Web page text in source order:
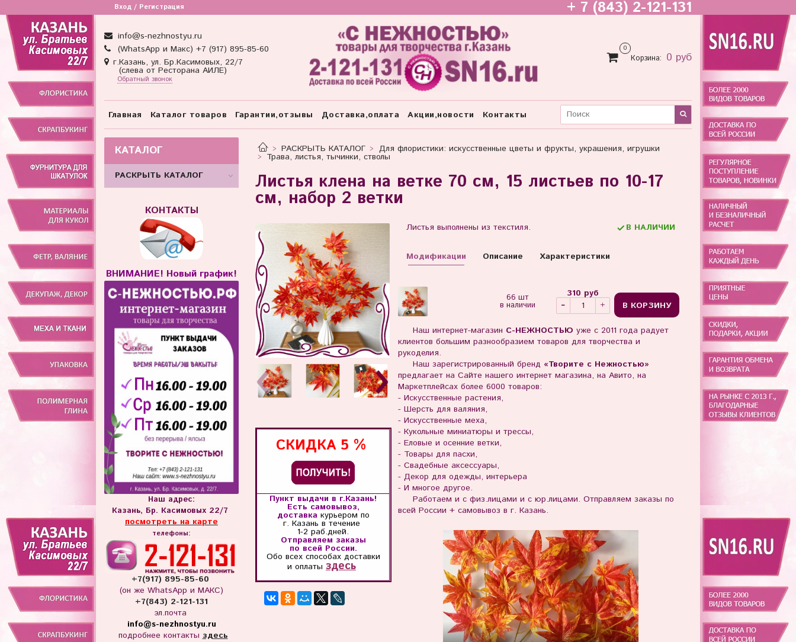
Вход / Регистрация + 7 (843) 2-121-131
info@s-nezhnostyu.ru
(WhatsApp и Макс) +7 (917) 895-85-60
г.Казань, ул. Бр.Касимовых, 22/7
(слева от Ресторана АИЛЕ)
Обратный звонок
0
Корзина: 0 руб
Главная Каталог товаров Гарантии,отзывы Доставка,оплата Акции,новости Контакты
РАСКРЫТЬ КАТАЛОГ Для флористики: искусственные цветы и фрукты, украшения, игрушки
Трава, листья, тычинки, стволы
Листья клена на ветке 70 см, 15 листьев по 10-17
см, набор 2 ветки
СКИДКА 5 %
Пункт выдачи в г.Казань!
Есть самовывоз,
доставка курьером по
г. Казань в течение
1-2 раб.дней.
Отправляем заказы
по всей России.
Обо всех способах доставки
и оплаты здесь
Листья выполнены из текстиля. В НАЛИЧИИ
Модификации
66 шт
в наличии
310 руб
В КОРЗИНУ
Наш интернет-магазин С-НЕЖНОСТЬЮ уже с 2011 года радует
клиентов большим разнообразием товаров для творчества и
рукоделия.
Наш зарегистрированный бренд «Творите с Нежностью»
предлагает на Сайте нашего интернет магазина, на Авито, на
Маркетплейсах более 6000 товаров:
- Искусственные растения,
- Шерсть для валяния,
- Искусственные меха,
- Кукольные миниатюры и трессы,
- Еловые и осенние ветки,
- Товары для пасхи,
- Свадебные аксессуары,
- Декор для одежды, интерьера
- И многое другое.
Работаем и с физ.лицами и с юр.лицами. Отправляем заказы по
всей России + самовывоз в г. Казань.
Описание Характеристики
КАТАЛОГ
РАСКРЫТЬ КАТАЛОГ
КОНТАКТЫ
ВНИМАНИЕ! Новый график!
Наш адрес:
Казань, Бр. Касимовых 22/7
посмотреть на карте
телефоны:
+7(917) 895-85-60
(он же WhatsApp и МАКС)
+7(843) 2-121-131
эл.почта
info@s-nezhnostyu.ru
подробнее контакты здесь